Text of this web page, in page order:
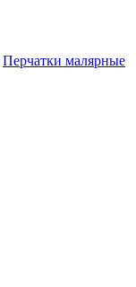
Перчатки малярные